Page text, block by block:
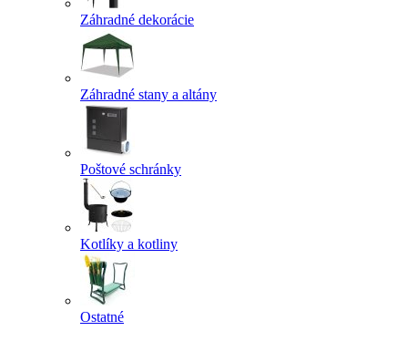
Záhradné dekorácie
Záhradné stany a altány
Poštové schránky
Kotlíky a kotliny
Ostatné